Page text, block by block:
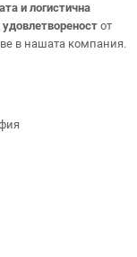
и логистична
от
в нашата компания.